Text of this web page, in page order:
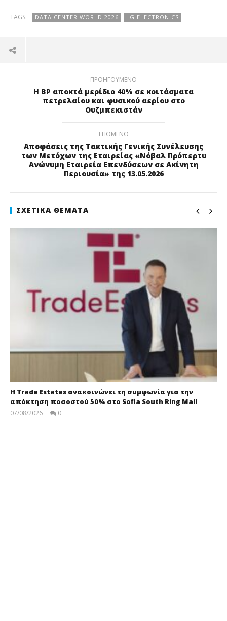
TAGS: DATA CENTER WORLD 2026 LG ELECTRONICS
ΠΡΟΗΓΟΎΜΕΝΟ
Η BP αποκτά μερίδιο 40% σε κοιτάσματα
πετρελαίου και φυσικού αερίου στο
Ουζμπεκιστάν
ΕΠΌΜΕΝΟ
Αποφάσεις της Τακτικής Γενικής Συνέλευσης
των Μετόχων της Εταιρείας «Νόβαλ Πρόπερτυ
Ανώνυμη Εταιρεία Επενδύσεων σε Ακίνητη
Περιουσία» της 13.05.2026
ΣΧΕΤΙΚΆ ΘΈΜΑΤΑ
Η Trade Estates ανακοινώνει τη συμφωνία για την
απόκτηση ποσοστού 50% στο Sofia South Ring Mall
07/08/2026 0